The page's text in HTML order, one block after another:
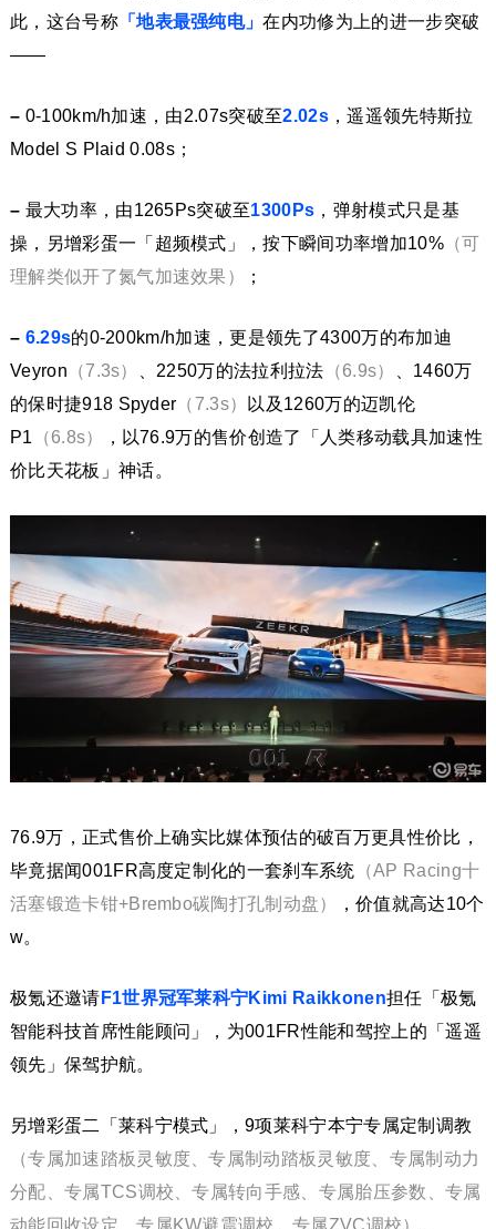
此，这台号称「地表最强纯电」在内功修为上的进一步突破
——
– 0-100km/h加速，由2.07s突破至2.02s，遥遥领先特斯拉
Model S Plaid 0.08s；
– 最大功率，由1265Ps突破至1300Ps ，弹射模式只是基
操，另增彩蛋一「超频模式」，按下瞬间功率增加10%（可
理解类似开了氮气加速效果）
；
– 6.29s的0-200km/h加速，更是领先了4300万的布加迪
Veyron （7.3s） 、2250万的法拉利拉法 （6.9s）
、1460万
的保时捷918 Spyder （7.3s） 以及1260万的迈凯伦
P1 （6.8s）
，以76.9万的售价创造了「人类移动载具加速性
价比天花板」神话。
76.9万，正式售价上确实比媒体预估的破百万更具性价比，
毕竟据闻001FR高度定制化的一套刹车系统 （AP Racing十
活塞锻造卡钳+Brembo碳陶打孔制动盘）
，价值就高达10个
w。
极氪还邀请 F1世界冠军莱科宁Kimi Raikkonen担任「极氪
智能科技首席性能顾问」，为001FR性能和驾控上的「遥遥
领先」保驾护航。
另增彩蛋二「莱科宁模式」，9项莱科宁本宁专属定制调教
（专属加速踏板灵敏度、专属制动踏板灵敏度、专属制动力
分配、专属TCS调校、专属转向手感、专属胎压参数、专属